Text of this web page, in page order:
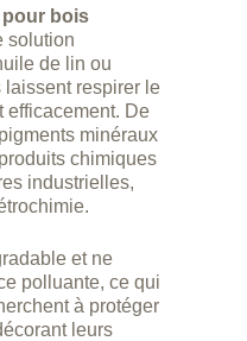
bois
solution
de lin ou
laissent respirer le
efficacement. De
minéraux
chimiques
industrielles,
et ne
polluante, ce qui
à protéger
leurs